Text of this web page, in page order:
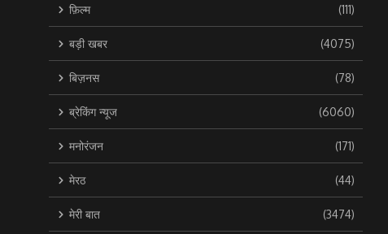
फ़िल्म (111)
बड़ी खबर (4075)
बिज़नस (78)
ब्रेकिंग न्यूज (6060)
मनोरंजन (171)
मेरठ (44)
मेरी बात (3474)